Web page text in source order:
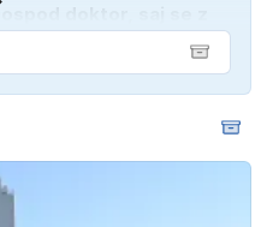
doktor, saj se z